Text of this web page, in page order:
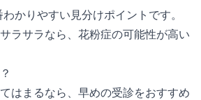
わかりやすい見分けポイントです。
ラサラなら、花粉症の可能性が高い
はまるなら、早めの受診をおすすめ